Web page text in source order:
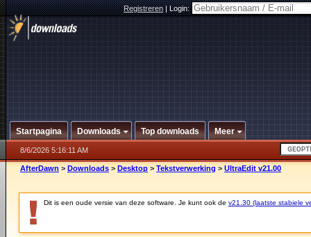
Registreren|Login:
Startpagina Downloads Top downloads Meer
8/6/2026 5:16:11 AM
AfterDawn > Downloads > Desktop > Tekstverwerking > UltraEdit v21.00
Dit is een oude versie van deze software. Je kunt ook de v21.30 (laatste stabiele